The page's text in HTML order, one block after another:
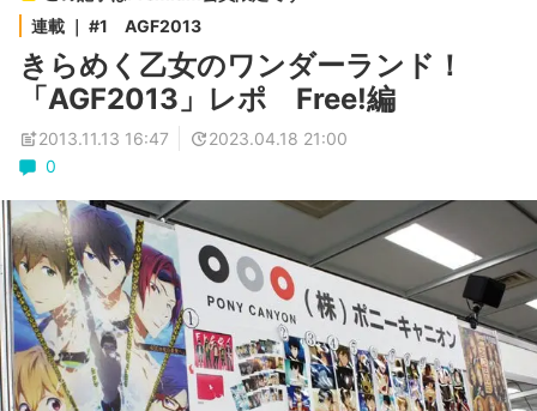
連載 ｜ #1 AGF2013
きらめく乙女のワンダーランド！
「AGF2013」レポ Free!編
2013.11.13 16:47
2023.04.18 21:00
0